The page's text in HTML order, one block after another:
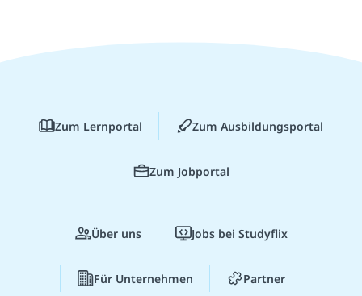
Zum Lernportal Zum Ausbildungsportal
Zum Jobportal
Über uns Jobs bei Studyflix
Für Unternehmen Partner